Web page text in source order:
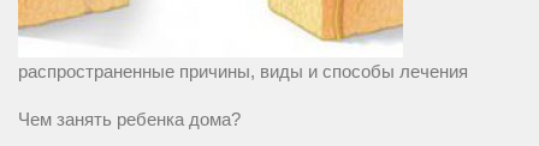
распространенные причины, виды и способы лечения
Чем занять ребенка дома?